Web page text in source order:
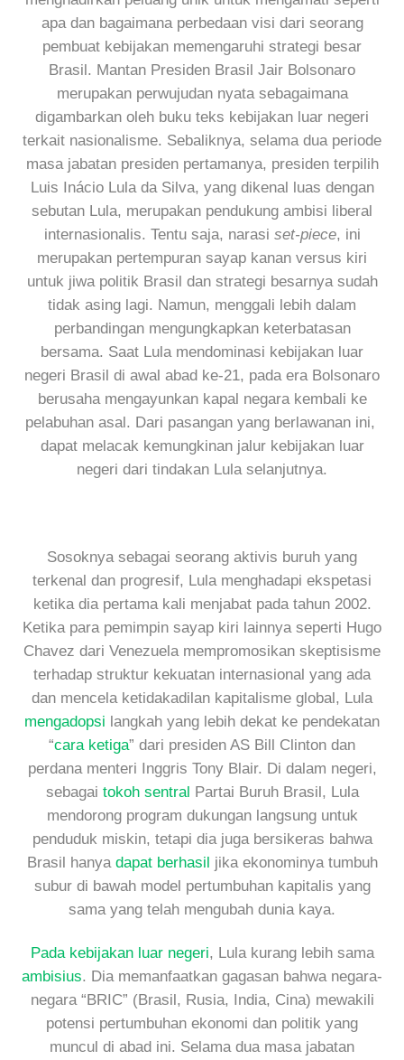
apa dan bagaimana perbedaan visi dari seorang
pembuat kebijakan memengaruhi strategi besar
Brasil. Mantan Presiden Brasil Jair Bolsonaro
merupakan perwujudan nyata sebagaimana
digambarkan oleh buku teks kebijakan luar negeri
terkait nasionalisme. Sebaliknya, selama dua periode
masa jabatan presiden pertamanya, presiden terpilih
Luis Inácio Lula da Silva, yang dikenal luas dengan
sebutan Lula, merupakan pendukung ambisi liberal
internasionalis. Tentu saja, narasi set-piece, ini
merupakan pertempuran sayap kanan versus kiri
untuk jiwa politik Brasil dan strategi besarnya sudah
tidak asing lagi. Namun, menggali lebih dalam
perbandingan mengungkapkan keterbatasan
bersama. Saat Lula mendominasi kebijakan luar
negeri Brasil di awal abad ke-21, pada era Bolsonaro
berusaha mengayunkan kapal negara kembali ke
pelabuhan asal. Dari pasangan yang berlawanan ini,
dapat melacak kemungkinan jalur kebijakan luar
negeri dari tindakan Lula selanjutnya.
Sosoknya sebagai seorang aktivis buruh yang
terkenal dan progresif, Lula menghadapi ekspetasi
ketika dia pertama kali menjabat pada tahun 2002.
Ketika para pemimpin sayap kiri lainnya seperti Hugo
Chavez dari Venezuela mempromosikan skeptisisme
terhadap struktur kekuatan internasional yang ada
dan mencela ketidakadilan kapitalisme global, Lula
mengadopsi langkah yang lebih dekat ke pendekatan
“cara ketiga” dari presiden AS Bill Clinton dan
perdana menteri Inggris Tony Blair. Di dalam negeri,
sebagai tokoh sentral Partai Buruh Brasil, Lula
mendorong program dukungan langsung untuk
penduduk miskin, tetapi dia juga bersikeras bahwa
Brasil hanya dapat berhasil jika ekonominya tumbuh
subur di bawah model pertumbuhan kapitalis yang
sama yang telah mengubah dunia kaya.
Pada kebijakan luar negeri, Lula kurang lebih sama
ambisius. Dia memanfaatkan gagasan bahwa negara-
negara “BRIC” (Brasil, Rusia, India, Cina) mewakili
potensi pertumbuhan ekonomi dan politik yang
muncul di abad ini. Selama dua masa jabatan